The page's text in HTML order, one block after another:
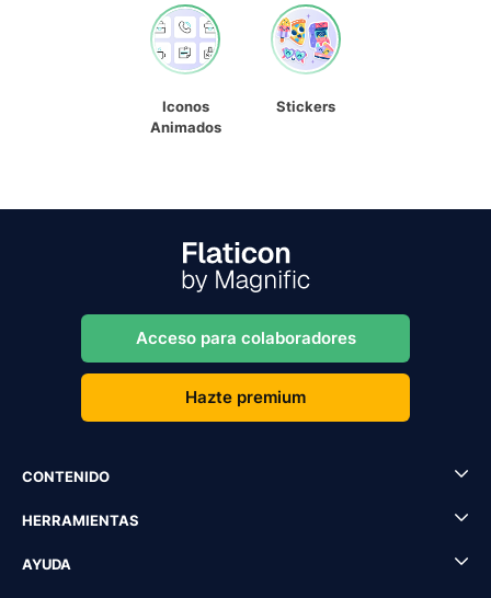
Iconos
Animados
Stickers
Acceso para colaboradores
Hazte premium
CONTENIDO
HERRAMIENTAS
AYUDA